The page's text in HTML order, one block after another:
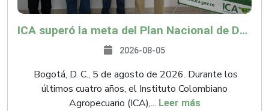
ICA superó la meta del Plan Nacional de Desarrollo y abrió 61 mercados internacionales
2026-08-05
Bogotá, D. C., 5 de agosto de 2026. Durante los
últimos cuatro años, el Instituto Colombiano
Agropecuario (ICA),... Leer más